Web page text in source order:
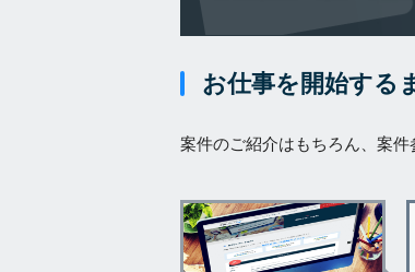
お仕事を開始する
案件のご紹介はもちろん、案件